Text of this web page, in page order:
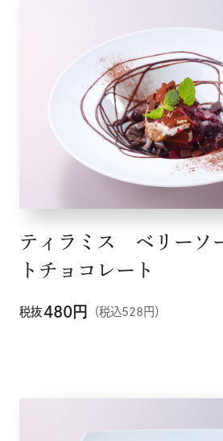
ティラミス ベリーソ
トチョコレート
税抜480円 （税込528円）